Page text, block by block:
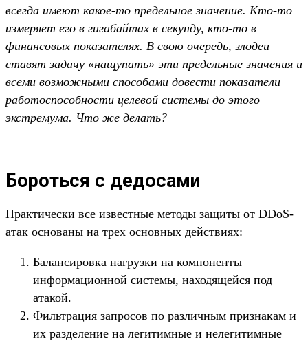
всегда имеют какое-то предельное значение. Кто-то
измеряет его в гигабайтах в секунду, кто-то в
финансовых показателях. В свою очередь, злодеи
ставят задачу «нащупать» эти предельные значения и
всеми возможными способами довести показатели
работоспособности целевой системы до этого
экстремума. Что же делать?
Бороться с дедосами
Практически все известные методы защиты от DDoS-
атак основаны на трех основных действиях:
Балансировка нагрузки на компоненты
информационной системы, находящейся под
атакой.
Фильтрация запросов по различным признакам и
их разделение на легитимные и нелегитимные